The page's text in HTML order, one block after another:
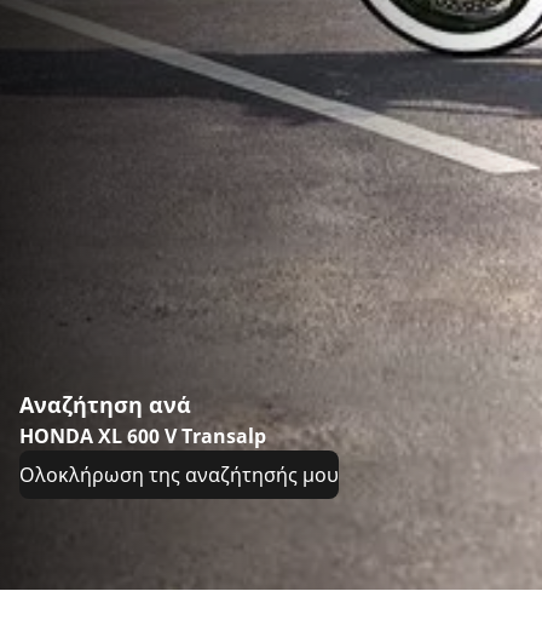
Αναζήτηση ανά
HONDA XL 600 V Transalp
Ολοκλήρωση της αναζήτησής μου